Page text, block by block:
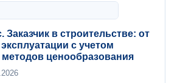
Заказчик в строительстве: от
с учетом
ценообразования